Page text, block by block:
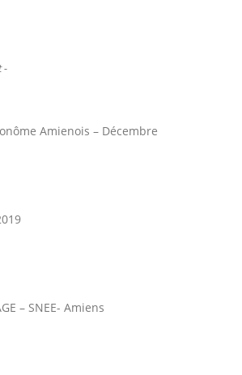
-
Amienois – Décembre
– SNEE- Amiens